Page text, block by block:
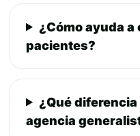
¿Cómo ayuda
pacientes?
¿Qué
agencia